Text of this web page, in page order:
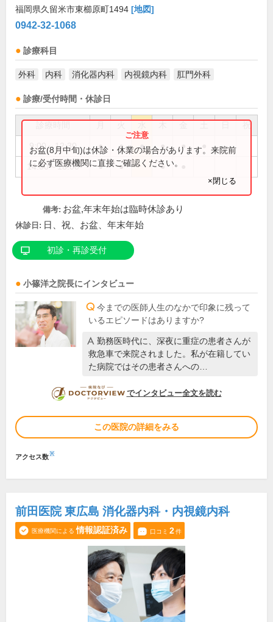
福岡県久留米市東櫛原町1494 [地図]
0942-32-1068
診療科目
外科 内科 消化器内科 内視鏡内科 肛門外科
診療/受付時間・休診日
祝
9:00～12:30 ● ● ● ● ●
14:00～18:00 ● ● ●
お盆(8月中旬)は休診・休業の場合があります。来院前
に必ず医療機関に直接ご確認ください。
×閉じる
備考: お盆,年末年始は臨時休診あり
休診日: 日、祝、お盆、年末年始
初診・再診受付
小篠洋之 院長にインタビュー
今までの医師人生のなかで印象に残って
いるエピソードはありますか?
勤務医時代に、深夜に重症の患者さんが
救急車で来院されました。私が在籍してい
た病院ではその患者さんへの…
DOCTORVIEW
でインタビュー全文を読む
この医院の詳細をみる
アクセス数※
前田医院 東広島 消化器内科・内視鏡内科
医療機関による 情報認証済み 口コミ 2件